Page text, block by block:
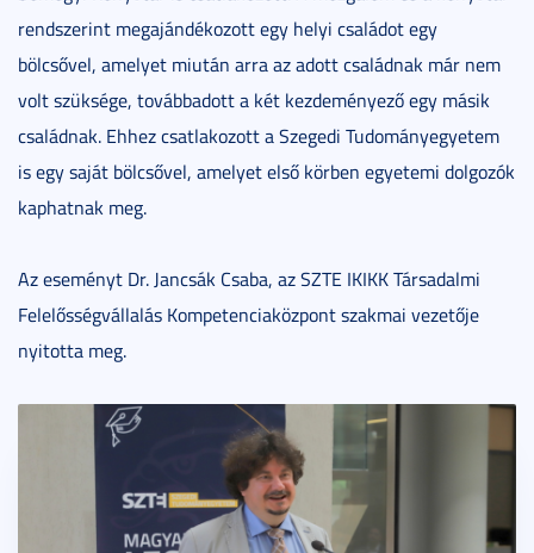
rendszerint megajándékozott egy helyi családot egy
bölcsővel, amelyet miután arra az adott családnak már nem
volt szüksége, továbbadott a két kezdeményező egy másik
családnak. Ehhez csatlakozott a Szegedi Tudományegyetem
is egy saját bölcsővel, amelyet első körben egyetemi dolgozók
kaphatnak meg.
Az eseményt Dr. Jancsák Csaba, az SZTE IKIKK Társadalmi
Felelősségvállalás Kompetenciaközpont szakmai vezetője
nyitotta meg.